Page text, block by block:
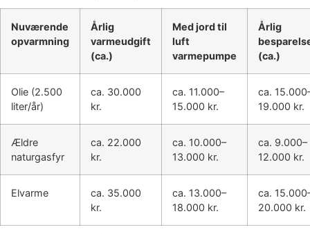
Nuværende
opvarmning
Årlig
varmeudgift
(ca.)
Med jord til
luft
varmepumpe
Årlig
(ca.)
Olie (2.500
liter/år)
ca. 30.000
kr.
ca. 11.000–
15.000 kr.
ca.
19.000 kr.
Ældre
naturgasfyr
ca. 22.000
kr.
ca. 10.000–
13.000 kr.
ca. 9.000–
12.000 kr.
Elvarme
ca. 35.000
kr.
ca. 13.000–
18.000 kr.
ca.
20.000 kr.